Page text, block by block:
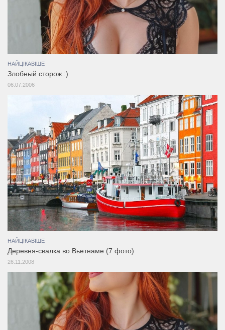
НАЙЦІКАВІШЕ
Злобный сторож :)
06.07.2006
НАЙЦІКАВІШЕ
Деревня-свалка во Вьетнаме (7 фото)
26.11.2008